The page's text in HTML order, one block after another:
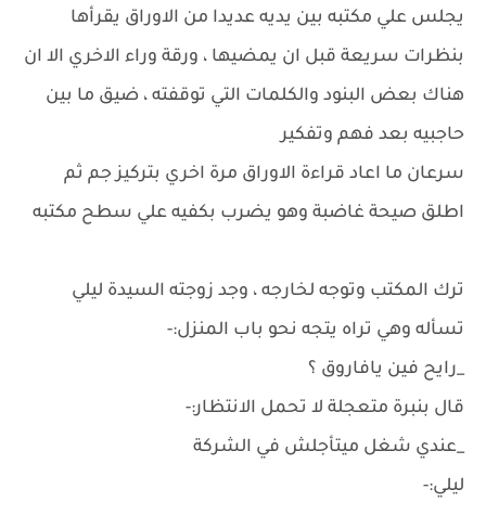
يجلس علي مكتبه بين يديه عديدا من الاوراق يقرأها
بنظرات سريعة قبل ان يمضيها ، ورقة وراء الاخري الا ان
هناك بعض البنود والكلمات التي توقفته ، ضيق ما بين
حاجبيه بعد فهم وتفكير
سرعان ما اعاد قراءة الاوراق مرة اخري بتركيز جم ثم
اطلق صيحة غاضبة وهو يضرب بكفيه علي سطح مكتبه
ترك المكتب وتوجه لخارجه ، وجد زوجته السيدة ليلي
تسأله وهي تراه يتجه نحو باب المنزل:-
_رايح فين يافاروق ؟
قال بنبرة متعجلة لا تحمل الانتظار:-
_عندي شغل ميتأجلش في الشركة
ليلي:-